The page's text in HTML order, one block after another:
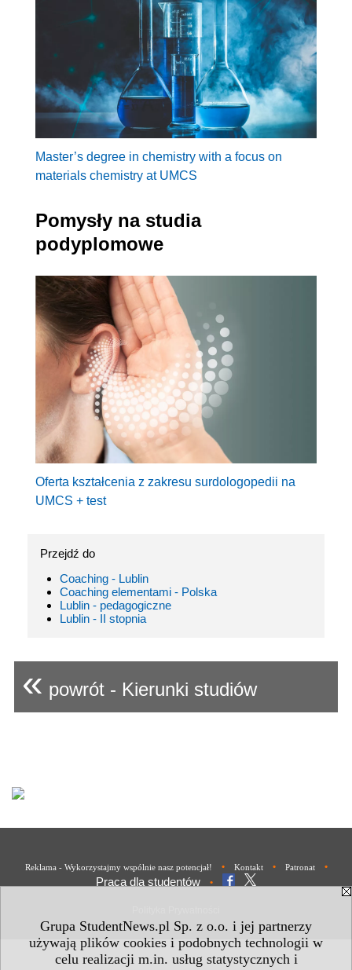
Grupa StudentNews.pl Sp. z o.o. i jej partnerzy
używają plików cookies i podobnych technologii w
celu realizacji m.in. usług statystycznych i
Master’s degree in chemistry with a focus on
materials chemistry at UMCS
Pomysły na studia
podyplomowe
Oferta kształcenia z zakresu surdologopedii na
UMCS + test
Przejdź do
Coaching - Lublin
Coaching elementami - Polska
Lublin - pedagogiczne
Lublin - II stopnia
« powrót - Kierunki studiów
Reklama - Wykorzystajmy wspólnie nasz potencjał! • Kontakt • Patronat •
Praca dla studentów •